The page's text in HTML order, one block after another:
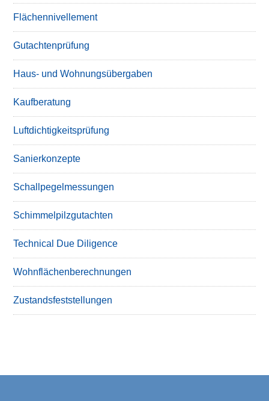
Flächennivellement
Gutachtenprüfung
Haus- und Wohnungsübergaben
Kaufberatung
Luftdichtigkeitsprüfung
Sanierkonzepte
Schallpegelmessungen
Schimmelpilzgutachten
Technical Due Diligence
Wohnflächenberechnungen
Zustandsfeststellungen